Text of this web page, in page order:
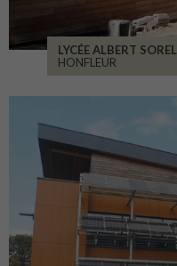
LYCÉE ALBERT SOREL
HONFLEUR